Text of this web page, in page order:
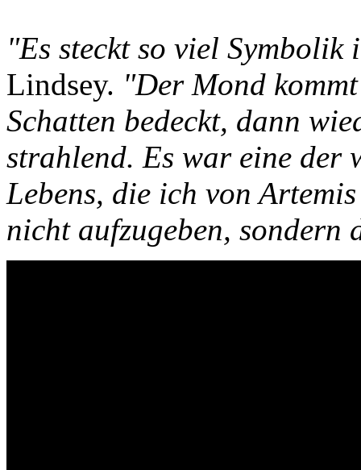
"Es steckt so viel Symbolik
Lindsey. "Der Mond
Schatten bedeckt, dann
strahlend. Es war eine der
Lebens, die ich von
nicht aufzugeben, sondern